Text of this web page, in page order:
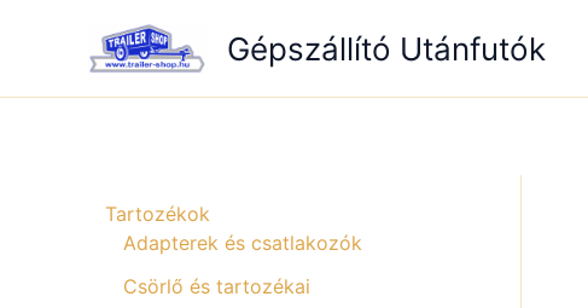
Gépszállító Utánfutók
Tartozékok
Adapterek és csatlakozók
Csörlő és tartozékai